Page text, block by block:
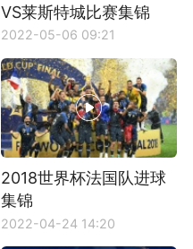
VS莱斯特城比赛集锦
2022-05-06 09:21
2018世界杯法国队进球
集锦
2022-04-24 14:20